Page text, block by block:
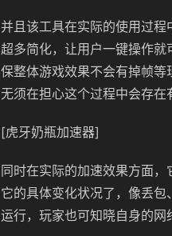
并且该工具在实际的使用过
超多简化，让用户一键操作
保整体游戏效果不会有掉帧
无须在担心这个过程中会存在
[虎牙奶瓶加速器]
同时在实际的加速效果方面
它的具体变化状况了，像丢
运行，玩家也可知晓自身的网